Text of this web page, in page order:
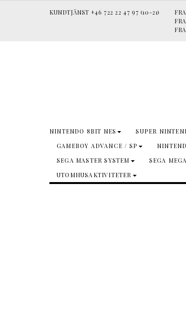
KUNDTJÄNST +46 722 22 47 97 (10-21)
NINTENDO 8BIT NES SUPER
GAMEBOY ADVANCE / SP
SEGA MASTER SYSTEM
SEGA
UTOMHUSAKTIVITETER